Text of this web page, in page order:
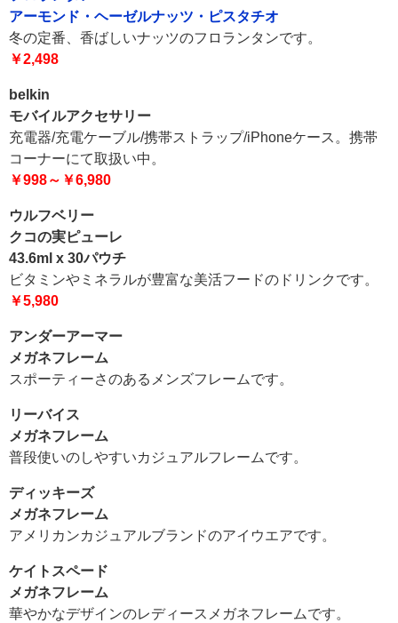
アーモンド・ヘーゼルナッツ・ピスタチオ
冬の定番、香ばしいナッツのフロランタンです。
￥2,498
belkin
モバイルアクセサリー
充電器/充電ケーブル/携帯ストラップ/iPhoneケース。携帯
コーナーにて取扱い中。
￥998～￥6,980
ウルフベリー
クコの実ピューレ
43.6ml x 30パウチ
ビタミンやミネラルが豊富な美活フードのドリンクです。
￥5,980
アンダーアーマー
メガネフレーム
スポーティーさのあるメンズフレームです。
リーバイス
メガネフレーム
普段使いのしやすいカジュアルフレームです。
ディッキーズ
メガネフレーム
アメリカンカジュアルブランドのアイウエアです。
ケイトスペード
メガネフレーム
華やかなデザインのレディースメガネフレームです。